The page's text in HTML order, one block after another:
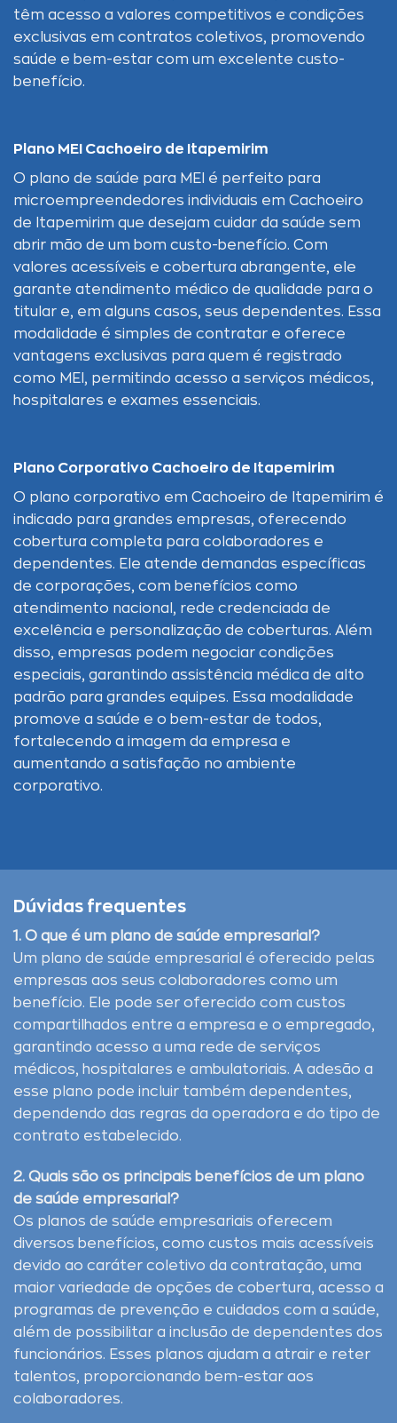
têm acesso a valores competitivos e condições
exclusivas em contratos coletivos, promovendo
saúde e bem-estar com um excelente custo-
benefício.
Plano MEI Cachoeiro de Itapemirim
O plano de saúde para MEI é perfeito para
microempreendedores individuais em Cachoeiro
de Itapemirim que desejam cuidar da saúde sem
abrir mão de um bom custo-benefício. Com
valores acessíveis e cobertura abrangente, ele
garante atendimento médico de qualidade para o
titular e, em alguns casos, seus dependentes. Essa
modalidade é simples de contratar e oferece
vantagens exclusivas para quem é registrado
como MEI, permitindo acesso a serviços médicos,
hospitalares e exames essenciais.
Plano Corporativo Cachoeiro de Itapemirim
O plano corporativo em Cachoeiro de Itapemirim é
indicado para grandes empresas, oferecendo
cobertura completa para colaboradores e
dependentes. Ele atende demandas específicas
de corporações, com benefícios como
atendimento nacional, rede credenciada de
excelência e personalização de coberturas. Além
disso, empresas podem negociar condições
especiais, garantindo assistência médica de alto
padrão para grandes equipes. Essa modalidade
promove a saúde e o bem-estar de todos,
fortalecendo a imagem da empresa e
aumentando a satisfação no ambiente
corporativo.
Dúvidas frequentes
1. O que é um plano de saúde empresarial?
Um plano de saúde empresarial é oferecido pelas
empresas aos seus colaboradores como um
benefício. Ele pode ser oferecido com custos
compartilhados entre a empresa e o empregado,
garantindo acesso a uma rede de serviços
médicos, hospitalares e ambulatoriais. A adesão a
esse plano pode incluir também dependentes,
dependendo das regras da operadora e do tipo de
contrato estabelecido.
2. Quais são os principais benefícios de um plano
de saúde empresarial?
Os planos de saúde empresariais oferecem
diversos benefícios, como custos mais acessíveis
devido ao caráter coletivo da contratação, uma
maior variedade de opções de cobertura, acesso a
programas de prevenção e cuidados com a saúde,
além de possibilitar a inclusão de dependentes dos
funcionários. Esses planos ajudam a atrair e reter
talentos, proporcionando bem-estar aos
colaboradores.